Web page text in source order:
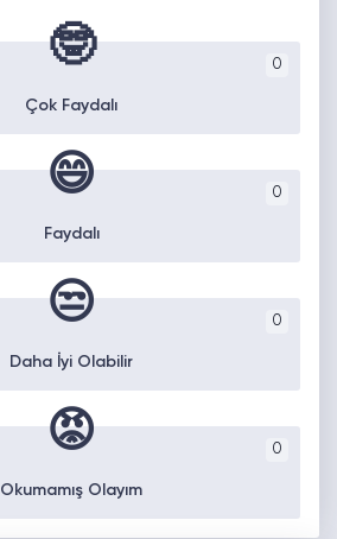
0
🤓
Çok Faydalı
0
😄
Faydalı
0
😒
Daha İyi Olabilir
0
😡
Okumamış Olayım